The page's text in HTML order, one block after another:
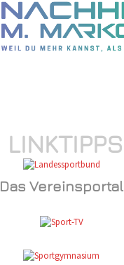
LINKTIPPS
Das Vereinsportal